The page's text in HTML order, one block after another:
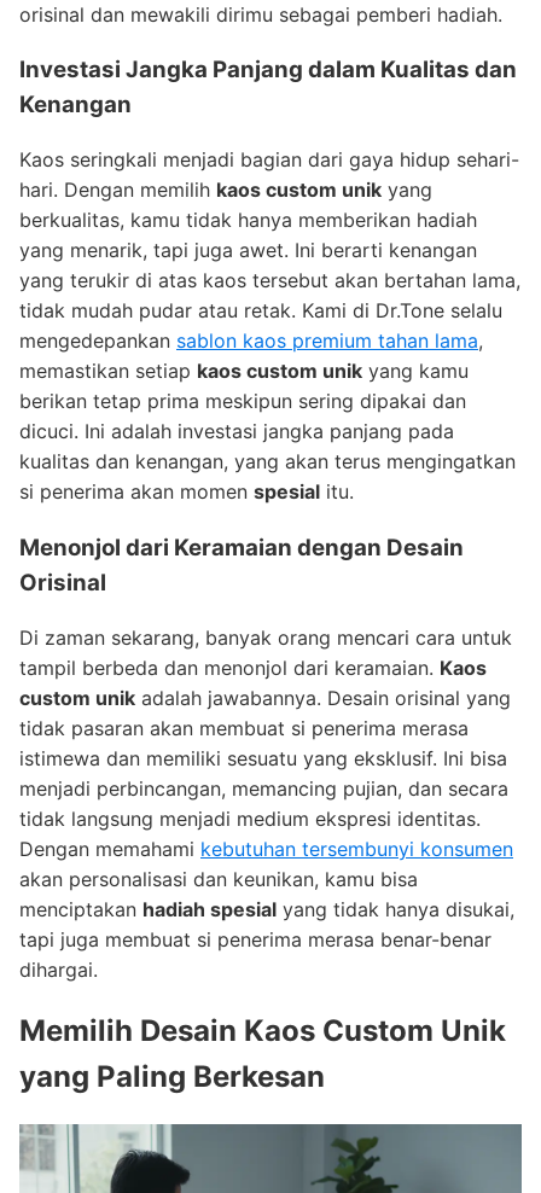
orisinal dan mewakili dirimu sebagai pemberi hadiah.
Investasi Jangka Panjang dalam Kualitas dan
Kenangan
Kaos seringkali menjadi bagian dari gaya hidup sehari-
hari. Dengan memilih kaos custom unik yang
berkualitas, kamu tidak hanya memberikan hadiah
yang menarik, tapi juga awet. Ini berarti kenangan
yang terukir di atas kaos tersebut akan bertahan lama,
tidak mudah pudar atau retak. Kami di Dr.Tone selalu
mengedepankan sablon kaos premium tahan lama,
memastikan setiap kaos custom unik yang kamu
berikan tetap prima meskipun sering dipakai dan
dicuci. Ini adalah investasi jangka panjang pada
kualitas dan kenangan, yang akan terus mengingatkan
si penerima akan momen spesial itu.
Menonjol dari Keramaian dengan Desain
Orisinal
Di zaman sekarang, banyak orang mencari cara untuk
tampil berbeda dan menonjol dari keramaian. Kaos
custom unik adalah jawabannya. Desain orisinal yang
tidak pasaran akan membuat si penerima merasa
istimewa dan memiliki sesuatu yang eksklusif. Ini bisa
menjadi perbincangan, memancing pujian, dan secara
tidak langsung menjadi medium ekspresi identitas.
Dengan memahami kebutuhan tersembunyi konsumen
akan personalisasi dan keunikan, kamu bisa
menciptakan hadiah spesial yang tidak hanya disukai,
tapi juga membuat si penerima merasa benar-benar
dihargai.
Memilih Desain Kaos Custom Unik
yang Paling Berkesan